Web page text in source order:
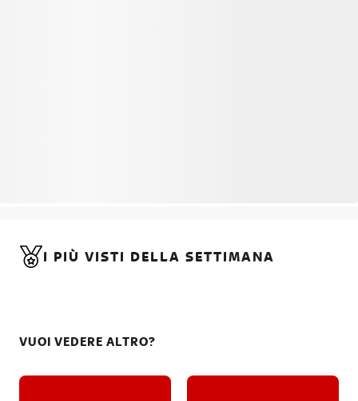
I PIÙ VISTI DELLA SETTIMANA
VUOI VEDERE ALTRO?